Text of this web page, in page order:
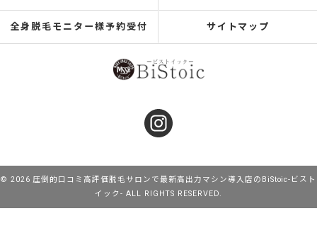
全身脱毛モニター様予約受付 サイトマップ
© 2026 圧倒的口コミ高評価脱毛サロンで最新高出力マシン導入店のBiStoic-ビスト
イック- ALL RIGHTS RESERVED.